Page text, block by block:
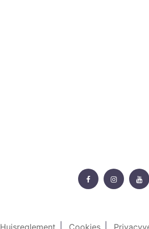
FacebookInstagram
Huisreglement Cookies